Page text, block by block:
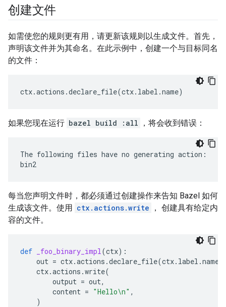
创建文件
如需使您的规则更有用，请更新该规则以生成文件。首先，
声明该文件并为其命名。在此示例中，创建一个与目标同名
的文件：
ctx.actions .declare_file(ctx. label .name)
如果您现在运行 bazel build :all ，将会收到错误：
The following files have no generating action:
每当您声明文件时，都必须通过创建操作来告知 Bazel 如何
生成该文件。使用 ctx.actions.write
， 创建具有给定内
容的文件。
def _foo_binary_impl(ctx):
out = ctx.actions .declare_file(ctx. label .name
ctx.actions .write(
output = out,
content = "Hello\n" ,
)